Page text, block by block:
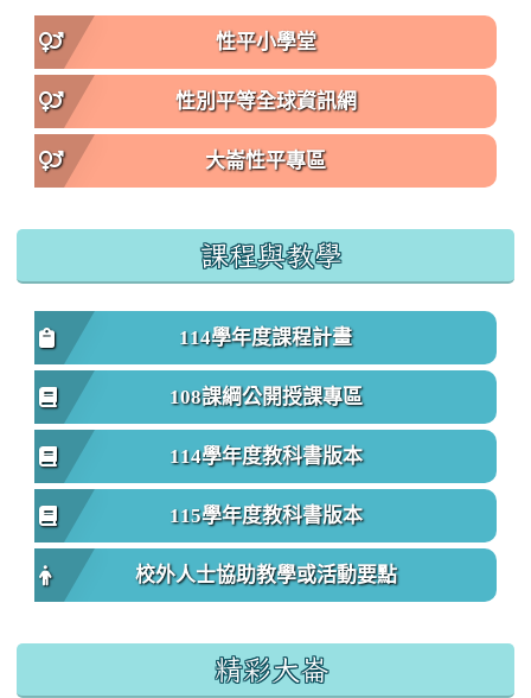
性平小學堂
性別平等全球資訊網
大崙性平專區
課程與教學
114學年度課程計畫
108課綱公開授課專區
114學年度教科書版本
115學年度教科書版本
校外人士協助教學或活動要點
精彩大崙